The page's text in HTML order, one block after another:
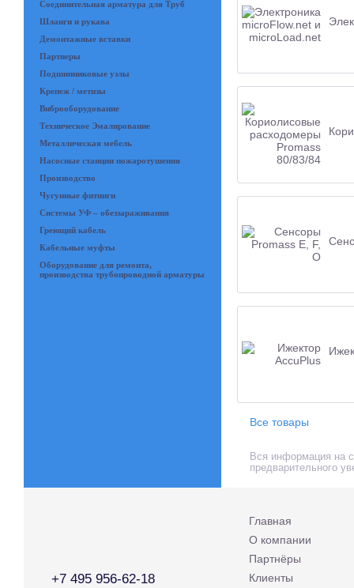
Соединительная арматура для Труб
Шланги и рукава
Демонтажные вставки
Партнеры
Подшипниковые узлы
Крепеж / метизы
Виброоборудование
Техническое Эмалирование
Металлическая мебель
Насосные станции пожаротушения
Производство
Чугунные фитинги
Системы УФ – обеззараживания
Греющий кабель
Кабельные муфты
Оборудование для ремонта,
производства трубопроводной арматуры
Все товары
Вся информация на
предварительного
+7 495 956-62-18
Главная
О компании
Партнёры
Клиенты